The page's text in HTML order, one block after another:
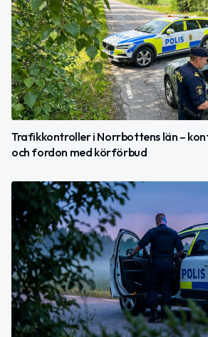
Trafikkontroller i Norrbottens län –
och fordon med körförbud